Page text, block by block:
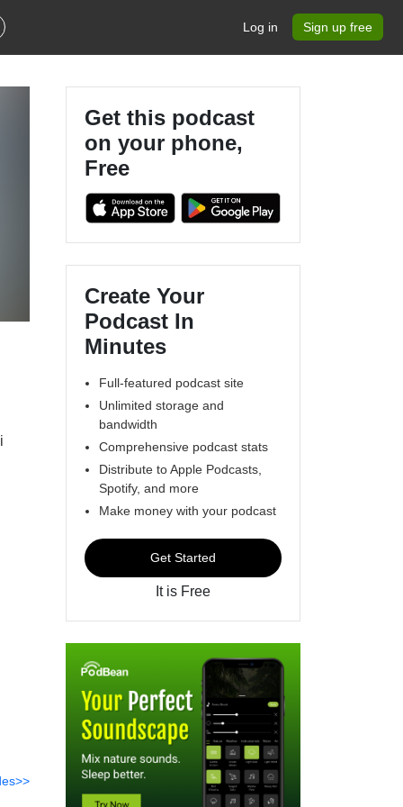
Log in Sign up free
Get this podcast
on your phone,
Free
Create Your
Podcast In
Minutes
Full-featured podcast site
Unlimited storage and
bandwidth
Comprehensive podcast stats
Distribute to Apple Podcasts,
Spotify, and more
Make money with your podcast
Get Started
It is Free